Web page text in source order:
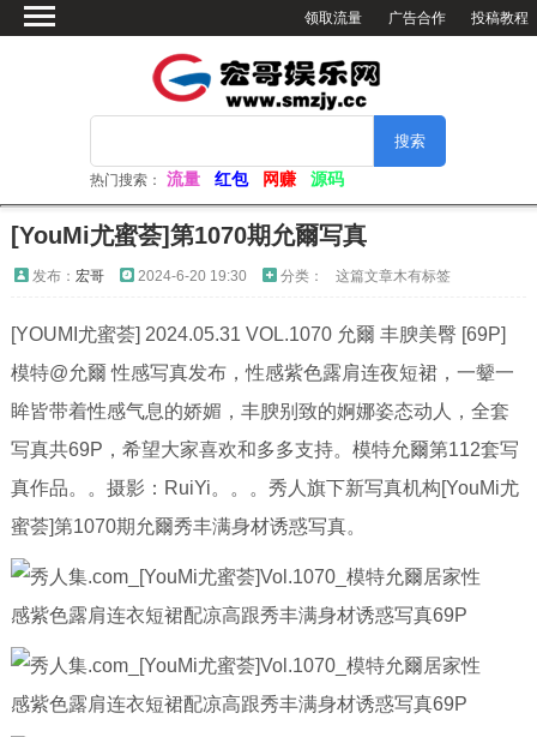
投稿教程
广告合作
领取流量
热门搜索： 流量 红包 网赚 源码
视频解析
电脑壁纸
[YouMi尤蜜荟]第1070期允爾写真
发布： 宏哥 2024-6-20 19:30 分类： 这篇文章木有标签
[YOUMI尤蜜荟] 2024.05.31 VOL.1070 允爾 丰腴美臀 [69P]
模特@允爾 性感写真发布，性感紫色露肩连夜短裙，一颦一
眸皆带着性感气息的娇媚，丰腴别致的婀娜姿态动人，全套
写真共69P，希望大家喜欢和多多支持。模特允爾第112套写
真作品。。摄影：RuiYi。。。秀人旗下新写真机构[YouMi尤
蜜荟]第1070期允爾秀丰满身材诱惑写真。